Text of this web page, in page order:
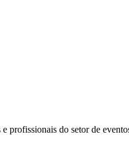
profissionais do setor de